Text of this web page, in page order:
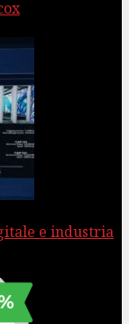
e industria